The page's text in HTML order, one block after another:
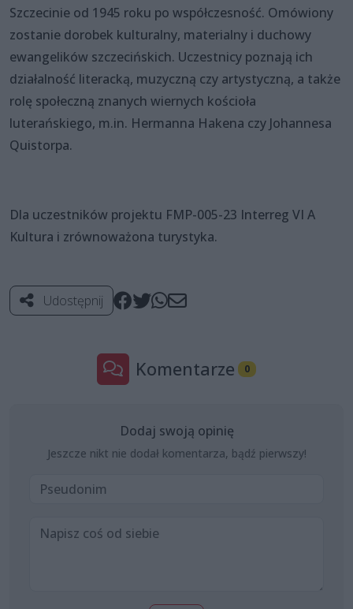
Szczecinie od 1945 roku po współczesność. Omówiony
zostanie dorobek kulturalny, materialny i duchowy
ewangelików szczecińskich. Uczestnicy poznają ich
działalność literacką, muzyczną czy artystyczną, a także
rolę społeczną znanych wiernych kościoła
luterańskiego, m.in. Hermanna Hakena czy Johannesa
Quistorpa.
Dla uczestników projektu FMP-005-23 Interreg VI A
Kultura i zrównoważona turystyka.
Udostępnij
Komentarze 0
Dodaj swoją opinię
Jeszcze nikt nie dodał komentarza, bądź pierwszy!